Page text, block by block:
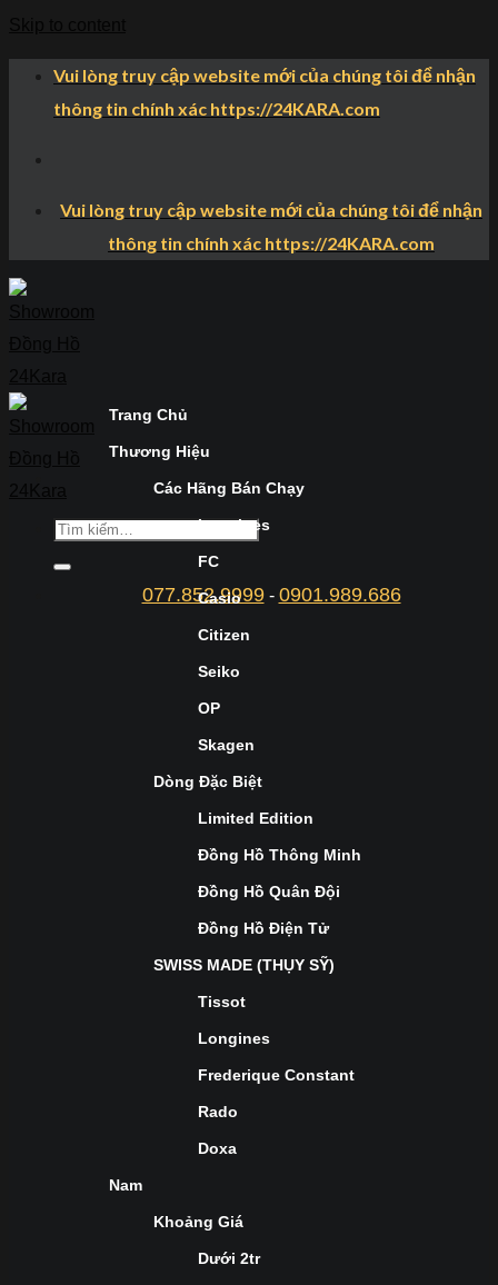
Vui lòng truy cập website mới của chúng tôi để nhận
thông tin chính xác https://24KARA.com
Vui lòng truy cập website mới của chúng tôi để nhận
thông tin chính xác https://24KARA.com
077.852.9999- 0901.989.686
Trang Chủ
Thương Hiệu
Các Hãng Bán Chạy
Longines
FC
Casio
Citizen
Seiko
OP
Skagen
Dòng Đặc Biệt
Limited Edition
Đồng Hồ Thông Minh
Đồng Hồ Quân Đội
Đồng Hồ Điện Tử
SWISS MADE (THỤY SỸ)
Tissot
Longines
Frederique Constant
Rado
Doxa
Nam
Khoảng Giá
Dưới 2tr